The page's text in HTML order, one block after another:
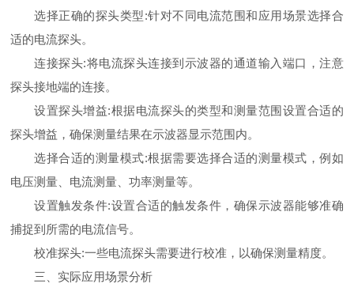
选择正确的探头类型:针对不同电流范围和应用场景选择合
适的电流探头。
连接探头:将电流探头连接到示波器的通道输入端口，注意
探头接地端的连接。
设置探头增益:根据电流探头的类型和测量范围设置合适的
探头增益，确保测量结果在示波器显示范围内。
选择合适的测量模式:根据需要选择合适的测量模式，例如
电压测量、电流测量、功率测量等。
设置触发条件:设置合适的触发条件，确保示波器能够准确
捕捉到所需的电流信号。
校准探头:一些电流探头需要进行校准，以确保测量精度。
三、实际应用场景分析